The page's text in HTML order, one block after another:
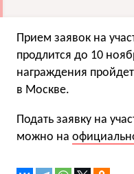
Прием заявок на
продлится до 10
награждения
в Москве.
Подать заявку на
можно на